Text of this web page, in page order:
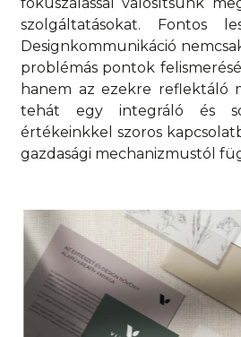
szolgáltatásokat. Fontos
Designkommunikáció
problémás pontok
hanem az ezekre reflektáló
tehát egy integráló és
értékeinkkel szoros
gazdasági mechanizmustól